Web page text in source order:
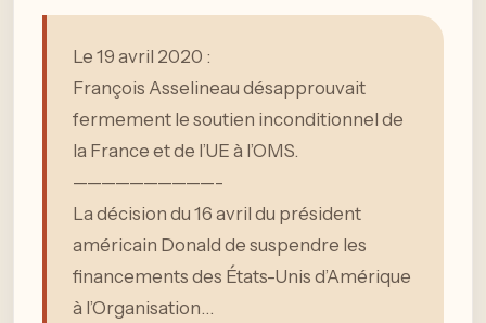
Le 19 avril 2020 :
François Asselineau désapprouvait
fermement le soutien inconditionnel de
la France et de l’UE à l’OMS.
——————————-
La décision du 16 avril du président
américain Donald de suspendre les
financements des États-Unis d’Amérique
à l’Organisation…